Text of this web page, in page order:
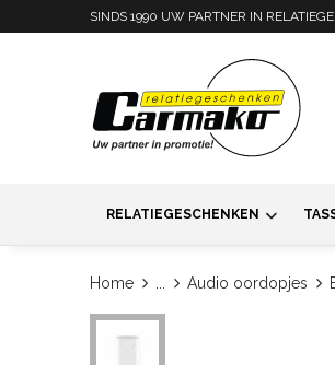
SINDS 1990 UW PARTNER IN
RELATIEGESCHENKEN
Home Audio oordopjes